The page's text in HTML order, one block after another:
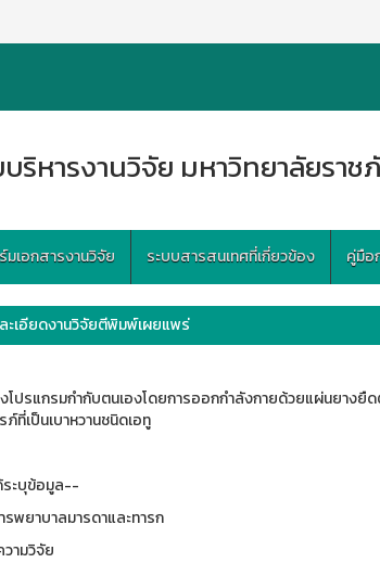
บริหารงานวิจัย มหาวิทยาลัยรา
เอกสารงานวิจัย ระบบสารสนเทศที่เกี่ยวข้อง คู่มือ
ะเอียดงานวิจัยตีพิมพ์เผยแพร่
โปรแกรมกำกับตนเองโดยการออกกำลังกายด้วยแผ่นยางยื
ที่เป็นเบาหวานชนิดเอทู
ระบุข้อมูล--
รพยาบาลมารดาและทารก
ามวิจัย